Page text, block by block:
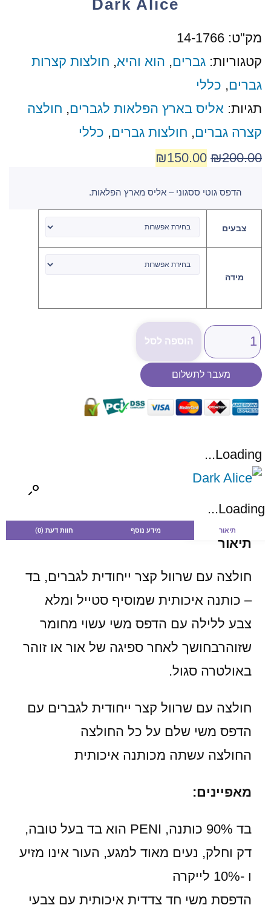
Dark Alice
מק"ט: 14-1766
קטגוריות: גברים, הוא והיא, חולצות קצרות
גברים, כללי
תגיות: אליס בארץ הפלאות לגברים, חולצה
קצרה גברים, חולצות גברים, כללי
₪200.00
₪150.00
הדפס גוטי ססגוני – אליס מארץ הפלאות.
צבעים
מידה
הוספה לסל
מעבר לתשלום
Loading...
Loading...
תיאור מידע נוסף חוות דעת (0)
תיאור
חולצה עם שרוול קצר ייחודית לגברים, בד
– כותנה איכותית שמוסיף סטייל ומלא
צבע ללילה עם הדפס משי עשוי מחומר
שזוהרבחושך לאחר ספיגה של אור או זוהר
באולטרה סגול.
חולצה עם שרוול קצר ייחודית לגברים עם
הדפס משי שלם על כל החולצה
החולצה עשתה מכותנה איכותית
מאפיינים:
בד 90% כותנה, PENI הוא בד בעל טובה,
דק וחלק, נעים מאוד למגע, העור אינו מזיע
ו -10% לייקרה
הדפסת משי חד צדדית איכותית עם צבעי